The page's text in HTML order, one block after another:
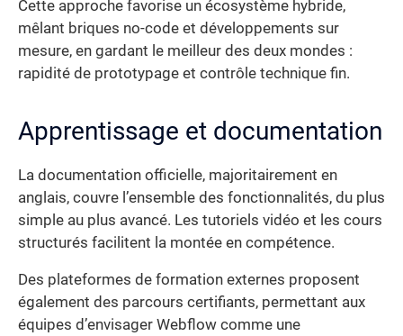
Cette approche favorise un écosystème hybride,
mêlant briques no-code et développements sur
mesure, en gardant le meilleur des deux mondes :
rapidité de prototypage et contrôle technique fin.
Apprentissage et documentation
La documentation officielle, majoritairement en
anglais, couvre l’ensemble des fonctionnalités, du plus
simple au plus avancé. Les tutoriels vidéo et les cours
structurés facilitent la montée en compétence.
Des plateformes de formation externes proposent
également des parcours certifiants, permettant aux
équipes d’envisager Webflow comme une